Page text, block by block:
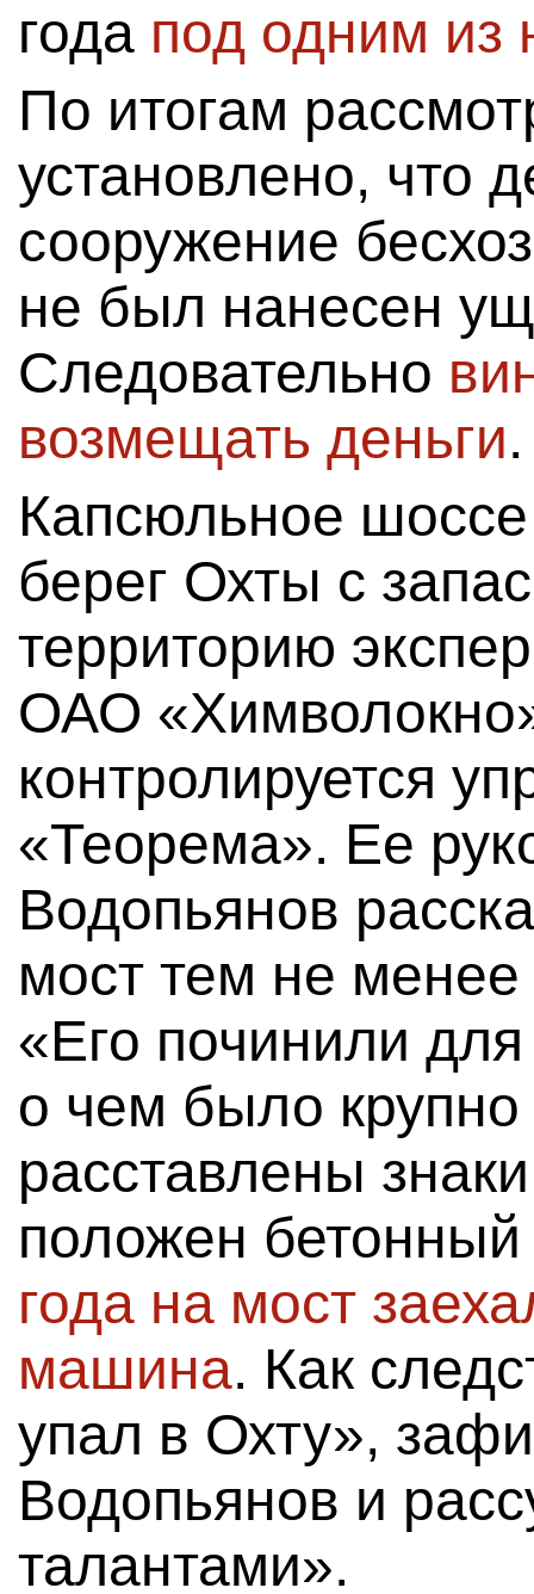
года под одним из
По итогам
установлено, что
сооружение
не был нанесен
Следовательно
возмещать деньги.
Капсюльное
берег Охты с
территорию
ОАО
контролируется
«Теорема». Ее
Водопьянов
мост тем не
«Его починили
о чем было
расставлены
положен
года на мост
машина. Как
упал в Охту»,
Водопьянов и
талантами».